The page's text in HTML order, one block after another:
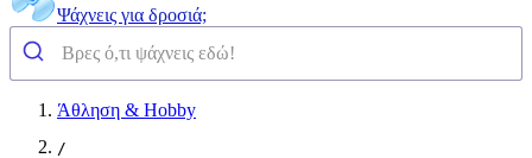
Ψάχνεις για δροσιά;
Άθληση & Hobby
/